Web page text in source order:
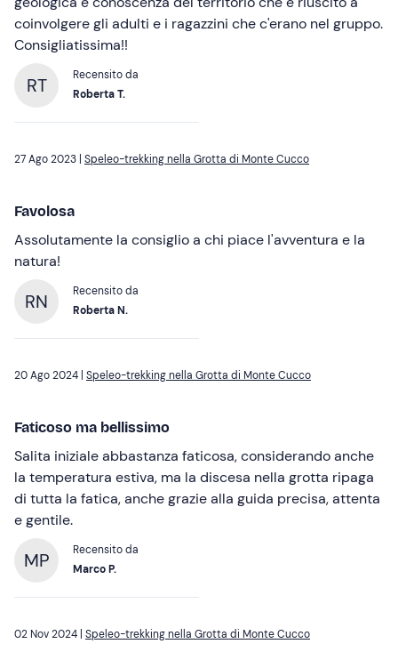
coinvolgere gli adulti e i ragazzini che c'erano nel gruppo.
Consigliatissima!!
RT
Recensito da
Roberta T.
27 Ago 2023 | Speleo-trekking nella Grotta di Monte Cucco
Favolosa
Assolutamente la consiglio a chi piace l'avventura e la
natura!
RN
Recensito da
Roberta N.
20 Ago 2024 | Speleo-trekking nella Grotta di Monte Cucco
Faticoso ma bellissimo
Salita iniziale abbastanza faticosa, considerando anche
la temperatura estiva, ma la discesa nella grotta ripaga
di tutta la fatica, anche grazie alla guida precisa, attenta
e gentile.
MP
Recensito da
Marco P.
02 Nov 2024 | Speleo-trekking nella Grotta di Monte Cucco